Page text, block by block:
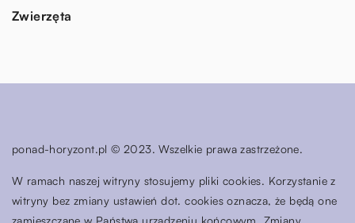
Zwierzęta
ponad-horyzont.pl © 2023. Wszelkie prawa zastrzeżone.
W ramach naszej witryny stosujemy pliki cookies. Korzystanie z
witryny bez zmiany ustawień dot. cookies oznacza, że będą one
zamieszczane w Państwa urządzeniu końcowym. Zmiany